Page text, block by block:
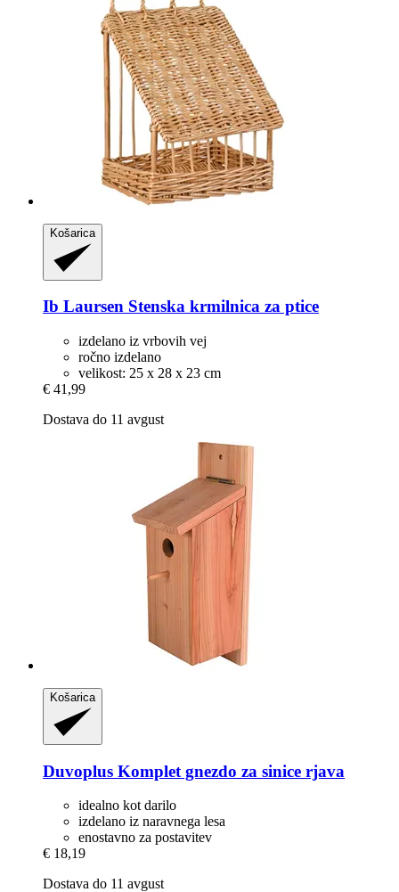
Košarica
Ib Laursen Stenska krmilnica za ptice
izdelano iz vrbovih vej
ročno izdelano
velikost: 25 x 28 x 23 cm
€ 41,99
Dostava do 11 avgust
Košarica
Duvoplus Komplet gnezdo za sinice rjava
idealno kot darilo
izdelano iz naravnega lesa
enostavno za postavitev
€ 18,19
Dostava do 11 avgust